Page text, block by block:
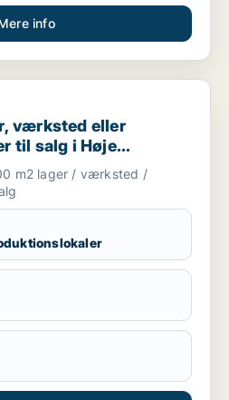
info
eller produktionslokaler til
værksted eller
til salg i Høje
Greve m.fl.
m2 lager / værksted /